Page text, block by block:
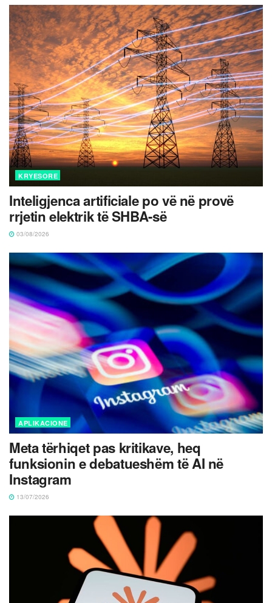
KRYESORE
Inteligjenca artificiale po vë në provë
rrjetin elektrik të SHBA-së
03/08/2026
APLIKACIONE
Meta tërhiqet pas kritikave, heq
funksionin e debatueshëm të AI në
Instagram
13/07/2026